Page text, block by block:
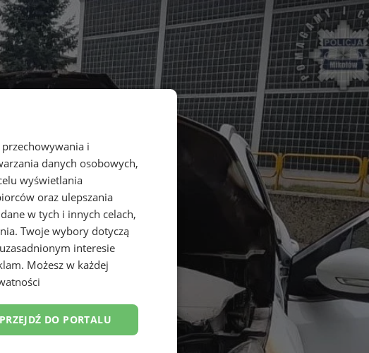
i
danych osobowych,
wyświetlania
oraz ulepszania
w tych i innych celach,
Twoje wybory dotyczą
interesie
. Możesz w każdej
PRZEJDŹ DO PORTALU